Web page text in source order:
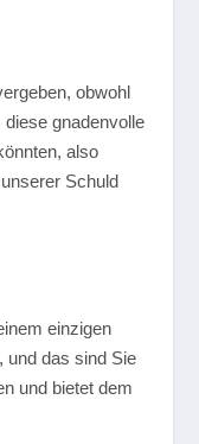
obwohl
gnadenvolle
also
Schuld
einzigen
und das sind Sie
und bietet dem